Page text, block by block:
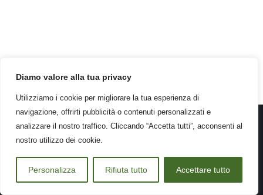
Diamo valore alla tua privacy
Utilizziamo i cookie per migliorare la tua esperienza di
navigazione, offrirti pubblicità o contenuti personalizzati e
analizzare il nostro traffico. Cliccando “Accetta tutti”, acconsenti al
nostro utilizzo dei cookie.
Personalizza Rifiuta tutto Accettare tutto
© 2024 – Specchia SRL – Via Serra di Baccano SNC –
Groppolo Arcola 19021 (SP)
powered by GEKO.WEBSITE · PRIVACY POLICY